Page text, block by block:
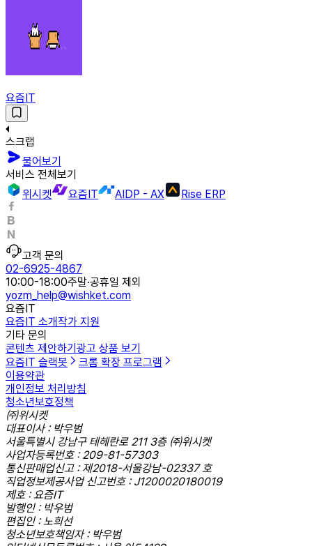
요즘IT
스크랩
물어보기
서비스 전체보기
위시켓
요즘IT AIDP - AX Rise ERP
고객 문의
02-6925-4867
10:00-18:00주말·공휴일 제외
yozm_help@wishket.com
요즘IT
요즘IT 소개작가 지원
기타 문의
콘텐츠 제안하기 광고 상품 보기
요즘IT 슬랙봇
크롬 확장 프로그램
이용약관
개인정보 처리방침
청소년보호정책
㈜위시켓
대표이사 : 박우범
서울특별시 강남구 테헤란로 211 3층 ㈜위시켓
사업자등록번호 : 209-81-57303
통신판매업신고 : 제2018-서울강남-02337 호
직업정보제공사업 신고번호 : J1200020180019
제호 : 요즘IT
발행인 : 박우범
편집인 : 노희선
청소년보호책임자 : 박우범